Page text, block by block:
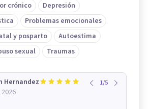
crónico
Depresión
Problemas emocionales
y posparto
Autoestima
sexual Traumas
Hernandez
1/5